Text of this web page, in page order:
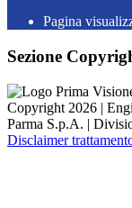
Pagina
Sezione
Copyright 2026 |
Parma S.p.A. |
Disclaimer